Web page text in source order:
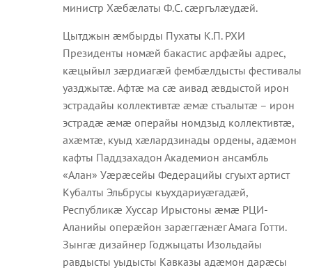
министр Хæбæлаты Ф.С. сæргълæудæй.
Цытджын æмбырды Пухаты К.П. РХИ
Президенты номæй бакастис арфæйы адрес,
кæцыйыл зæрдиагæй фембæлдысты фестивалы
уазджытæ. Афтæ ма сæ аивад æвдыстой ирон
эстрадайы коллективтæ æмæ стъалытæ – ирон
эстрадæ æмæ операйы номдзыд коллективтæ,
ахæмтæ, куыд хæлардзинады ордены, адæмон
кафты Паддзахадон Академион ансамбль
«Алан» Уæрæсейы Федерацийы сгуыхт артист
Кубалты Эльбрусы къухдариуæгадæй,
Республикæ Хуссар Ирыстоны æмæ РЦИ-
Аланийы оперæйон зарæггæнæг Амага Готти.
Зынгæ дизайнер Годжыцаты Изольдайы
равдысты уыдысты Кавказы адæмон дарæсы